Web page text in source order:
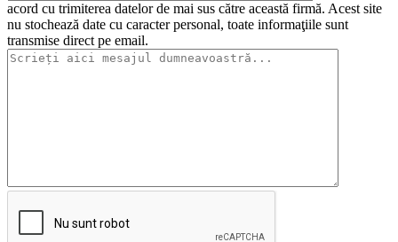
acord cu trimiterea datelor de mai sus către această firmă. Acest site
nu stochează date cu caracter personal, toate informaţiile sunt
transmise direct pe email.